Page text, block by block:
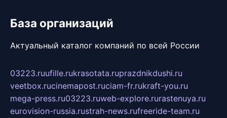
База организаций
Актуальный каталог компаний по всей России
03223.ruufille.rukrasotata.ruprazdnikdushi.ru
veetbox.rucinemapost.ruciam-fr.rukraft-you.ru
mega-press.ru03223.ruweb-explore.rurastenuya.ru
eurovision-russia.rustrah-news.rufreeride-team.ru